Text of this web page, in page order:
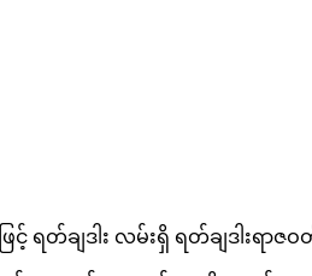
ချဒါး လမ်းရှိ ရတ်ချဒါးရာဇ